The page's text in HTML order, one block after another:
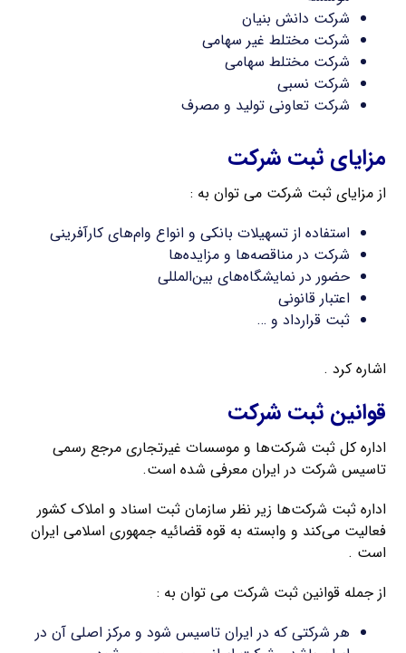
شرکت دانش بنیان
شرکت مختلط غیر سهامی
شرکت مختلط سهامی
شرکت نسبی
شرکت تعاونی تولید و مصرف
مزایای ثبت شرکت
از مزایای ثبت شرکت می توان به :
استفاده از تسهیلات بانکی و انواع وام‌های کارآفرینی
شرکت در مناقصه‌ها و مزایده‌ها
حضور در نمایشگاه‌های بین‌المللی
اعتبار قانونی
ثبت قرارداد و …
اشاره کرد .
قوانین ثبت شرکت
اداره کل ثبت شرکت‌ها و موسسات غیرتجاری مرجع رسمی
تاسیس شرکت در ایران معرفی شده است.
اداره ثبت شرکت‌ها زیر نظر سازمان ثبت اسناد و املاک کشور
فعالیت می‌کند و وابسته به قوه قضائیه جمهوری اسلامی ایران
است .
از جمله قوانین ثبت شرکت می توان به :
هر شرکتی که در ایران تاسیس شود و مرکز اصلی آن در